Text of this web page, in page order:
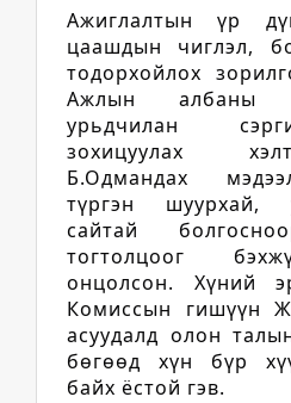
Ажиглалтын үр
цаашдын чиглэл,
тодорхойлох
Ажлын албаны
урьдчилан
зохицуулах
Б.Одмандах
түргэн шуурхай,
сайтай
тогтолцоог
онцолсон. Хүний
Комиссын гишүүн
асуудалд олон
бөгөөд хүн бүр
байх ёстой гэв.